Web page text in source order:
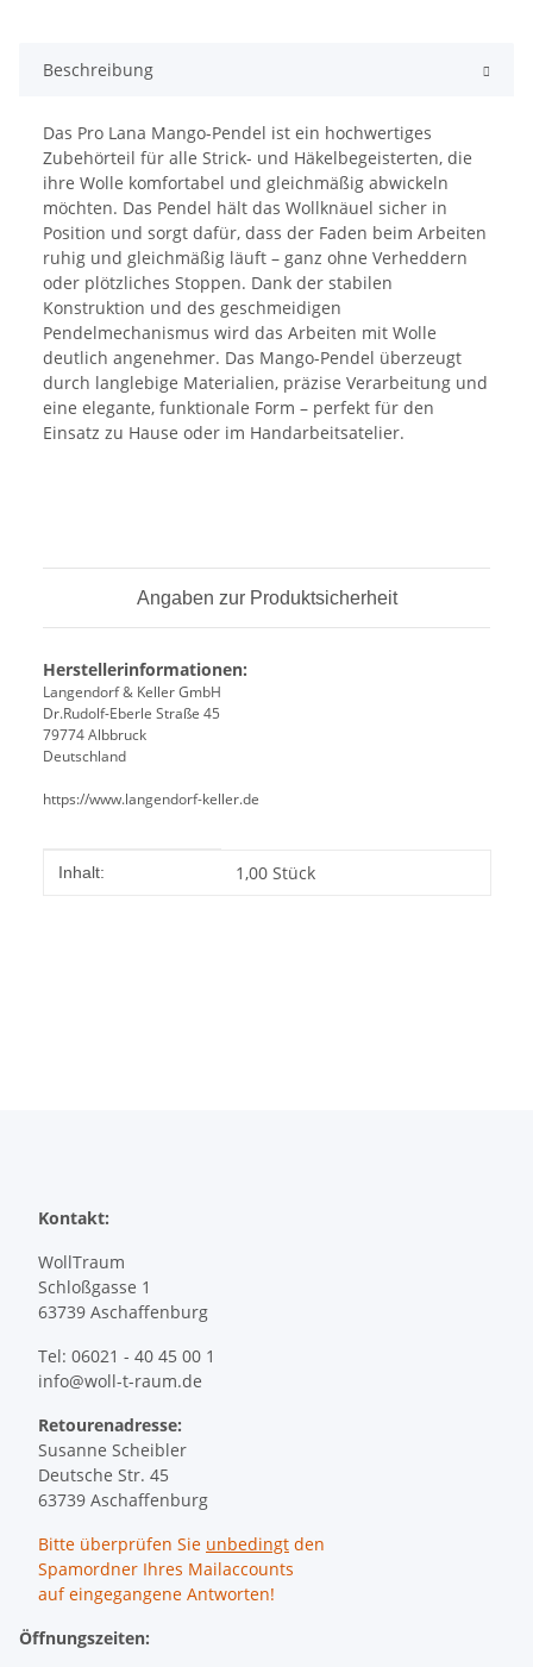
Beschreibung
Das Pro Lana Mango-Pendel ist ein hochwertiges
Zubehörteil für alle Strick- und Häkelbegeisterten, die
ihre Wolle komfortabel und gleichmäßig abwickeln
möchten. Das Pendel hält das Wollknäuel sicher in
Position und sorgt dafür, dass der Faden beim Arbeiten
ruhig und gleichmäßig läuft – ganz ohne Verheddern
oder plötzliches Stoppen. Dank der stabilen
Konstruktion und des geschmeidigen
Pendelmechanismus wird das Arbeiten mit Wolle
deutlich angenehmer. Das Mango-Pendel überzeugt
durch langlebige Materialien, präzise Verarbeitung und
eine elegante, funktionale Form – perfekt für den
Einsatz zu Hause oder im Handarbeitsatelier.
Angaben zur Produktsicherheit
Herstellerinformationen:
Langendorf & Keller GmbH
Dr.Rudolf-Eberle Straße 45
79774 Albbruck
Deutschland
https://www.langendorf-keller.de
Produkteigenschaft
Wert
Inhalt: 1,00 Stück
Kontakt:
WollTraum
Schloßgasse 1
63739 Aschaffenburg
Tel: 06021 - 40 45 00 1
info@woll-t-raum.de
Retourenadresse:
Susanne Scheibler
Deutsche Str. 45
63739 Aschaffenburg
Bitte überprüfen Sie unbedingt den
Spamordner Ihres Mailaccounts
auf eingegangene Antworten!
Öffnungszeiten: